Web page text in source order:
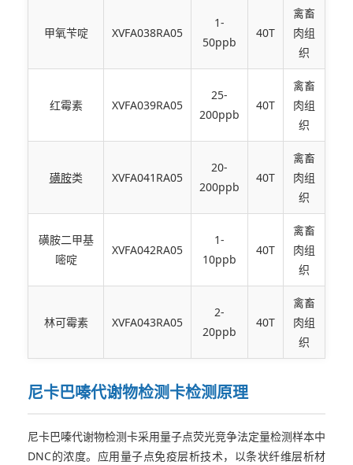
甲氧苄啶 XVFA038RA05
1-
50ppb
40T
禽畜
肉组
织
红霉素 XVFA039RA05
25-
200ppb
40T
禽畜
肉组
织
磺胺类 XVFA041RA05
20-
200ppb
40T
禽畜
肉组
织
磺胺二甲基
嘧啶
XVFA042RA05
1-
10ppb
40T
禽畜
肉组
织
林可霉素 XVFA043RA05
2-
20ppb
40T
禽畜
肉组
织
尼卡巴嗪代谢物检测卡检测原理
尼卡巴嗪代谢物检测卡采用量子点荧光竞争法定量检测样本中
DNC的浓度。应用量子点免疫层析技术，以条状纤维层析材